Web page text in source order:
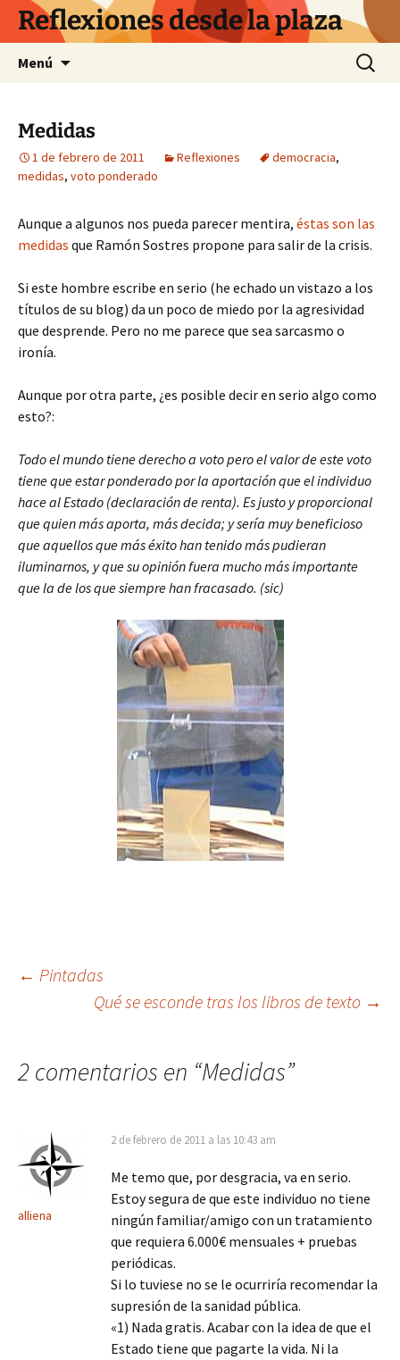
Saltar
contenido
Reflexiones desde la plaza
Menú Buscar:
Medidas
1 de febrero de 2011 Reflexiones democracia,
medidas, voto ponderado
Aunque a algunos nos pueda parecer mentira, éstas son las
medidas que Ramón Sostres propone para salir de la crisis.
Si este hombre escribe en serio (he echado un vistazo a los
títulos de su blog) da un poco de miedo por la agresividad
que desprende. Pero no me parece que sea sarcasmo o
ironía.
Aunque por otra parte, ¿es posible decir en serio algo como
esto?:
Todo el mundo tiene derecho a voto pero el valor de este voto
tiene que estar ponderado por la aportación que el individuo
hace al Estado (declaración de renta). Es justo y proporcional
que quien más aporta, más decida; y sería muy beneficioso
que aquellos que más éxito han tenido más pudieran
iluminarnos, y que su opinión fuera mucho más importante
que la de los que siempre han fracasado. (sic)
Navegación
← Pintadas
Qué se esconde tras los libros de texto →
2 comentarios en “Medidas”
alliena
2 de febrero de 2011 a las 10:43 am
Me temo que, por desgracia, va en serio.
Estoy segura de que este individuo no tiene
ningún familiar/amigo con un tratamiento
que requiera 6.000€ mensuales + pruebas
periódicas.
Si lo tuviese no se le ocurriría recomendar la
supresión de la sanidad pública.
«1) Nada gratis. Acabar con la idea de que el
Estado tiene que pagarte la vida. Ni la